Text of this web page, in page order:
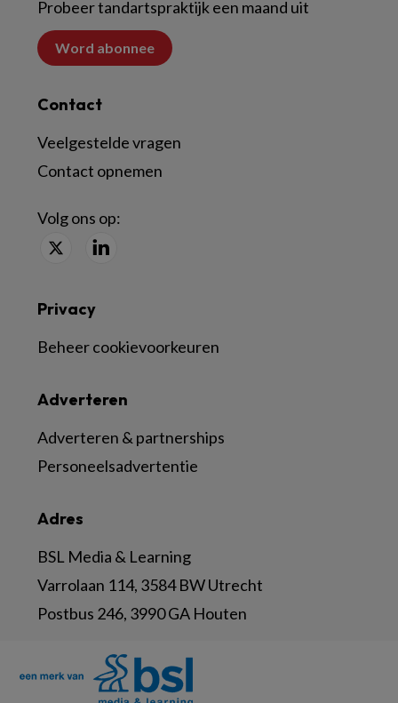
Probeer tandartspraktijk een maand uit
Word abonnee
Contact
Veelgestelde vragen
Contact opnemen
Volg ons op:
Adres
BSL Media & Learning
Varrolaan 114, 3584 BW Utrecht
Postbus 246, 3990 GA Houten
Adverteren
Adverteren & partnerships
Personeelsadvertentie
Privacy
Beheer cookievoorkeuren